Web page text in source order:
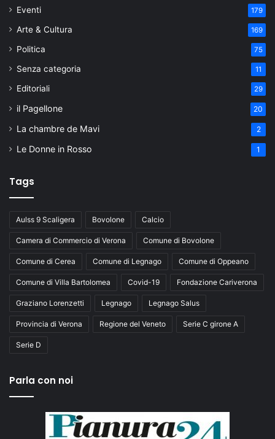
Eventi 179
Arte & Cultura 169
Politica 75
Senza categoria 11
Editoriali 29
il Pagellone 20
La chambre de Mavi 2
Le Donne in Rosso 1
Tags
Aulss 9 Scaligera Bovolone Calcio
Camera di Commercio di Verona Comune di Bovolone
Comune di Cerea Comune di Legnago Comune di Oppeano
Comune di Villa Bartolomea Covid-19 Fondazione Cariverona
Graziano Lorenzetti Legnago Legnago Salus
Provincia di Verona Regione del Veneto Serie C girone A
Serie D
Parla con noi